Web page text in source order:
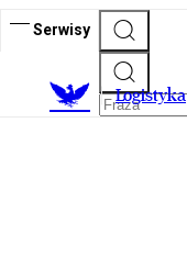
Serwisy
Logistyka